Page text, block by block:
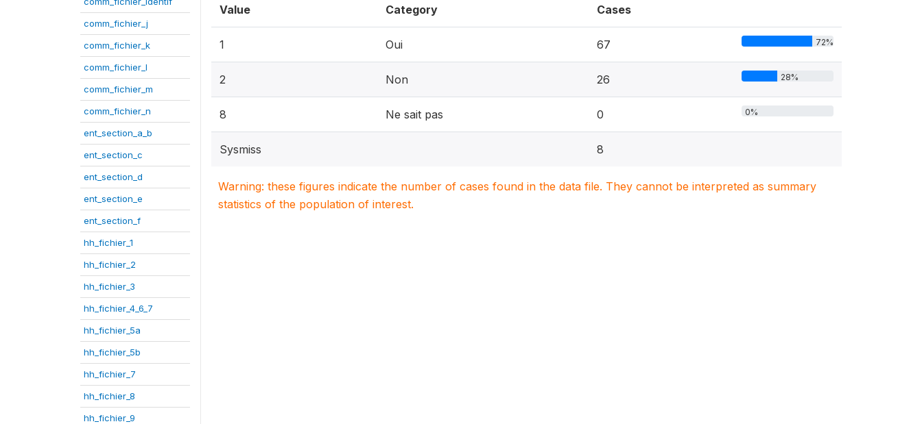
comm_fichier_j
comm_fichier_k
comm_fichier_l
comm_fichier_m
comm_fichier_n
ent_section_a_b
ent_section_c
ent_section_d
ent_section_e
ent_section_f
hh_fichier_1
hh_fichier_2
hh_fichier_3
hh_fichier_4_6_7
hh_fichier_5a
hh_fichier_5b
hh_fichier_7
hh_fichier_8
hh_fichier_9
Value Category Cases
1 Oui 67 72%
2 Non 26 28%
8 Ne sait pas 0 0%
Sysmiss 8
Warning: these figures indicate the number of cases found in the data file. They cannot be interpreted as summary
statistics of the population of interest.